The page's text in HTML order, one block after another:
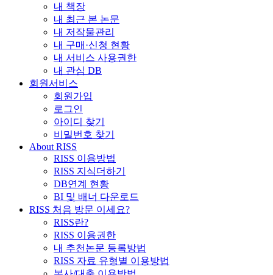
내 책장
내 최근 본 논문
내 저작물관리
내 구매·신청 현황
내 서비스 사용권한
내 관심 DB
회원서비스
회원가입
로그인
아이디 찾기
비밀번호 찾기
About RISS
RISS 이용방법
RISS 지식더하기
DB연계 현황
BI 및 배너 다운로드
RISS 처음 방문 이세요?
RISS란?
RISS 이용권한
내 추천논문 등록방법
RISS 자료 유형별 이용방법